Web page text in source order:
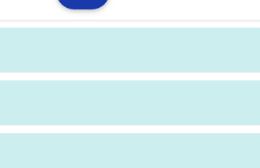
Diputatuen kontseiluak onartu behar du
Alderdi biek uste dute lantzen eta